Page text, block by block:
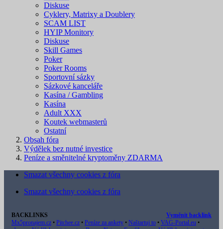
Diskuse
Cyklery, Matrixy a Doublery
SCAM LIST
HYIP Monitory
Diskuse
Skill Games
Poker
Poker Rooms
Sportovní sázky
Sázkové kanceláře
Kasína / Gambling
Kasína
Adult XXX
Koutek webmasterů
Ostatní
Obsah fóra
Výdělek bez nutné investice
Peníze a směnitelné kryptoměny ZDARMA
Smazat všechny cookies z fóra
Smazat všechny cookies z fóra
BACKLINKS
Vyměnit backlink
Mx5pronajem.cz • Pitchee.cz • Peníze za ankety • Naštartuj to • VAG-Portal.eu •